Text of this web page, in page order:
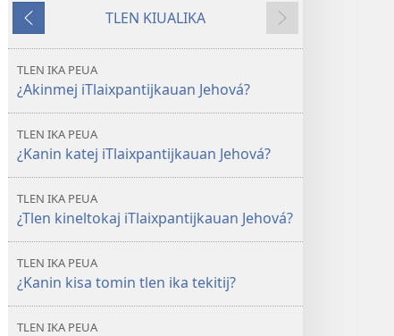
¿Akinmej
iTlaixpantijkauan
Kanin
otikatka
TLEN KIUALIKA
Okse
TLEN IKA PEUA
¿Akinmej iTlaixpantijkauan Jehová?
TLEN IKA PEUA
¿Kanin katej iTlaixpantijkauan Jehová?
TLEN IKA PEUA
¿Tlen kineltokaj iTlaixpantijkauan Jehová?
TLEN IKA PEUA
¿Kanin kisa tomin tlen ika tekitij?
TLEN IKA PEUA